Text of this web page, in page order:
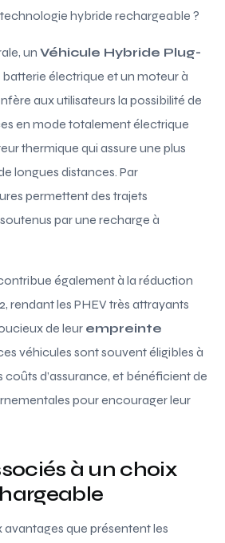
hybride rechargeable ?
unVéhicule Hybride Plug-
batterie électrique et un moteur à
aux utilisateurs la possibilité de
en mode totalement électrique
thermique qui assure une plus
longues distances. Par
permettent des trajets
par une recharge à
également à la réduction
rendant les PHEV très attrayants
de leur empreinte
véhicules sont souvent éligibles à
coûts d’assurance, et bénéficient de
pour encourager leur
à un choix
que présentent les